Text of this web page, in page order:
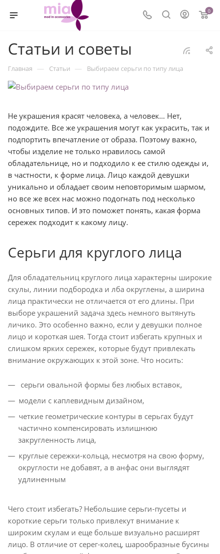
0
Статьи и советы
Главная — Статьи — Выбираем серьги по типу лица
Не украшения красят человека, а человек… Нет,
подождите. Все же украшения могут как украсить, так и
подпортить впечатление от образа. Поэтому важно,
чтобы изделие не только нравилось самой
обладательнице, но и подходило к ее стилю одежды и,
в частности, к форме лица. Лицо каждой девушки
уникально и обладает своим неповторимым шармом,
но все же всех нас можно подогнать под несколько
основных типов. И это поможет понять, какая форма
сережек подходит к какому лицу.
Серьги для круглого лица
Для обладательниц круглого лица характерны широкие
скулы, линии подбородка и лба округлены, а ширина
лица практически не отличается от его длины. При
выборе украшений задача здесь немного вытянуть
личико. Это особенно важно, если у девушки полное
лицо и короткая шея. Тогда стоит избегать крупных и
слишком ярких сережек, которые будут привлекать
внимание окружающих к этой зоне. Что носить:
серьги овальной формы без любых вставок,
модели с каплевидным дизайном,
четкие геометрические контуры в серьгах будут
частично компенсировать излишнюю
закругленность лица,
круглые сережки-кольца, несмотря на свою форму,
округлости не добавят, а в анфас они выглядят
удлиненным
Чего стоит избегать? Небольшие серьги-пусеты и
короткие серьги только привлекут внимание к
широким скулам и еще больше визуально расширят
лицо. В отличие от серег-колец, шарообразные бусины